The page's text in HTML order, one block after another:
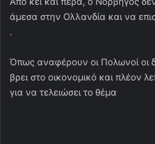
άμεσα στην Ολλανδία και να
.
Όπως αναφέρουν οι Πολωνοί οι
βρει στο οικονομικό και πλέον
για να τελειώσει το θέμα